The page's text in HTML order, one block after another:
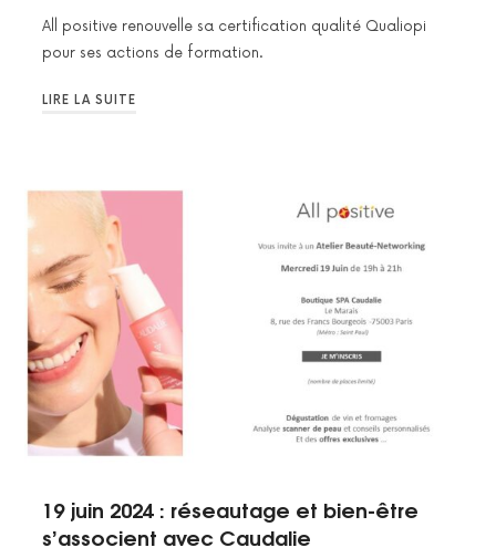
All positive renouvelle sa certification qualité Qualiopi
pour ses actions de formation.
LIRE LA SUITE
19 juin 2024 : réseautage et bien-être
s’associent avec Caudalie